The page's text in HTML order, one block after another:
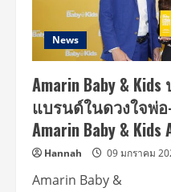
ดวงใจ
แม่
ตอกย้ำ
ความ
เป็น
คอม
มูนิ
ตี้
ที่
รู้
ใจ
แม่
ลูก
อันดับ
1
News
Amarin Baby &
แบรนด์ในดวงใจพ่
Amarin Baby & Kids
Hannah 09 มกราคม
Amarin Baby &